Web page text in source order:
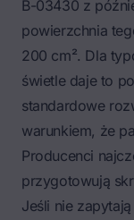
B-03430 z
powierzchnia
200 cm². Dla
świetle daje to
standardowe
warunkiem, że
Producenci
przygotowują
Jeśli nie